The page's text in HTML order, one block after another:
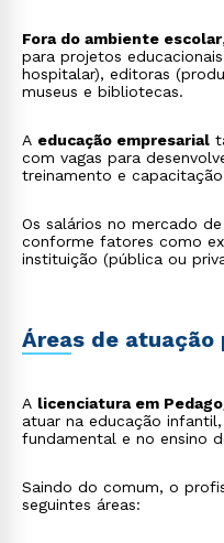
Fora do ambiente escolar
para projetos
hospitalar), editoras
museus e bibliotecas.
A educação empresarial
com vagas para
treinamento e
Os salários no mercado
conforme fatores como
instituição (pública ou
Áreas de atuação
A licenciatura em
atuar na educação
fundamental e no ensino
Saindo do comum, o
seguintes áreas: